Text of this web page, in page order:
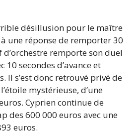
désillusion pour le maître
une réponse de remporter 30
d’orchestre remporte son duel
10 secondes d’avance et
Il s’est donc retrouvé privé de
mystérieuse, d’une
Cyprien continue de
des 600 000 euros avec une
euros.